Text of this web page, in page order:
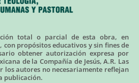
total o parcial de esta obra, en
propósitos educativos y sin fines de
obtener autorización expresa por
de la Compañía de Jesús, A.R. Las
los autores no necesariamente reflejan
publicación.